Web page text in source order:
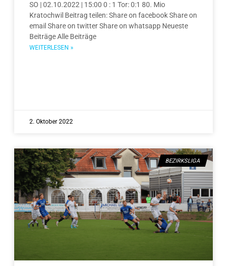
SO | 02.10.2022 | 15:00 0 : 1 Tor: 0:1 80. Mio
Kratochwil Beitrag teilen: Share on facebook Share on
email Share on twitter Share on whatsapp Neueste
Beiträge Alle Beiträge
WEITERLESEN »
2. Oktober 2022
BEZIRKSLIGA